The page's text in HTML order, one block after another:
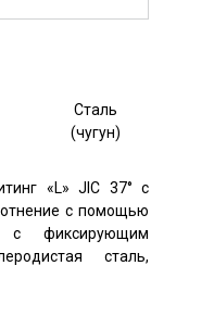
Сталь
(чугун)
«L» JIC 37° с
с помощью
с фиксирующим
сталь,